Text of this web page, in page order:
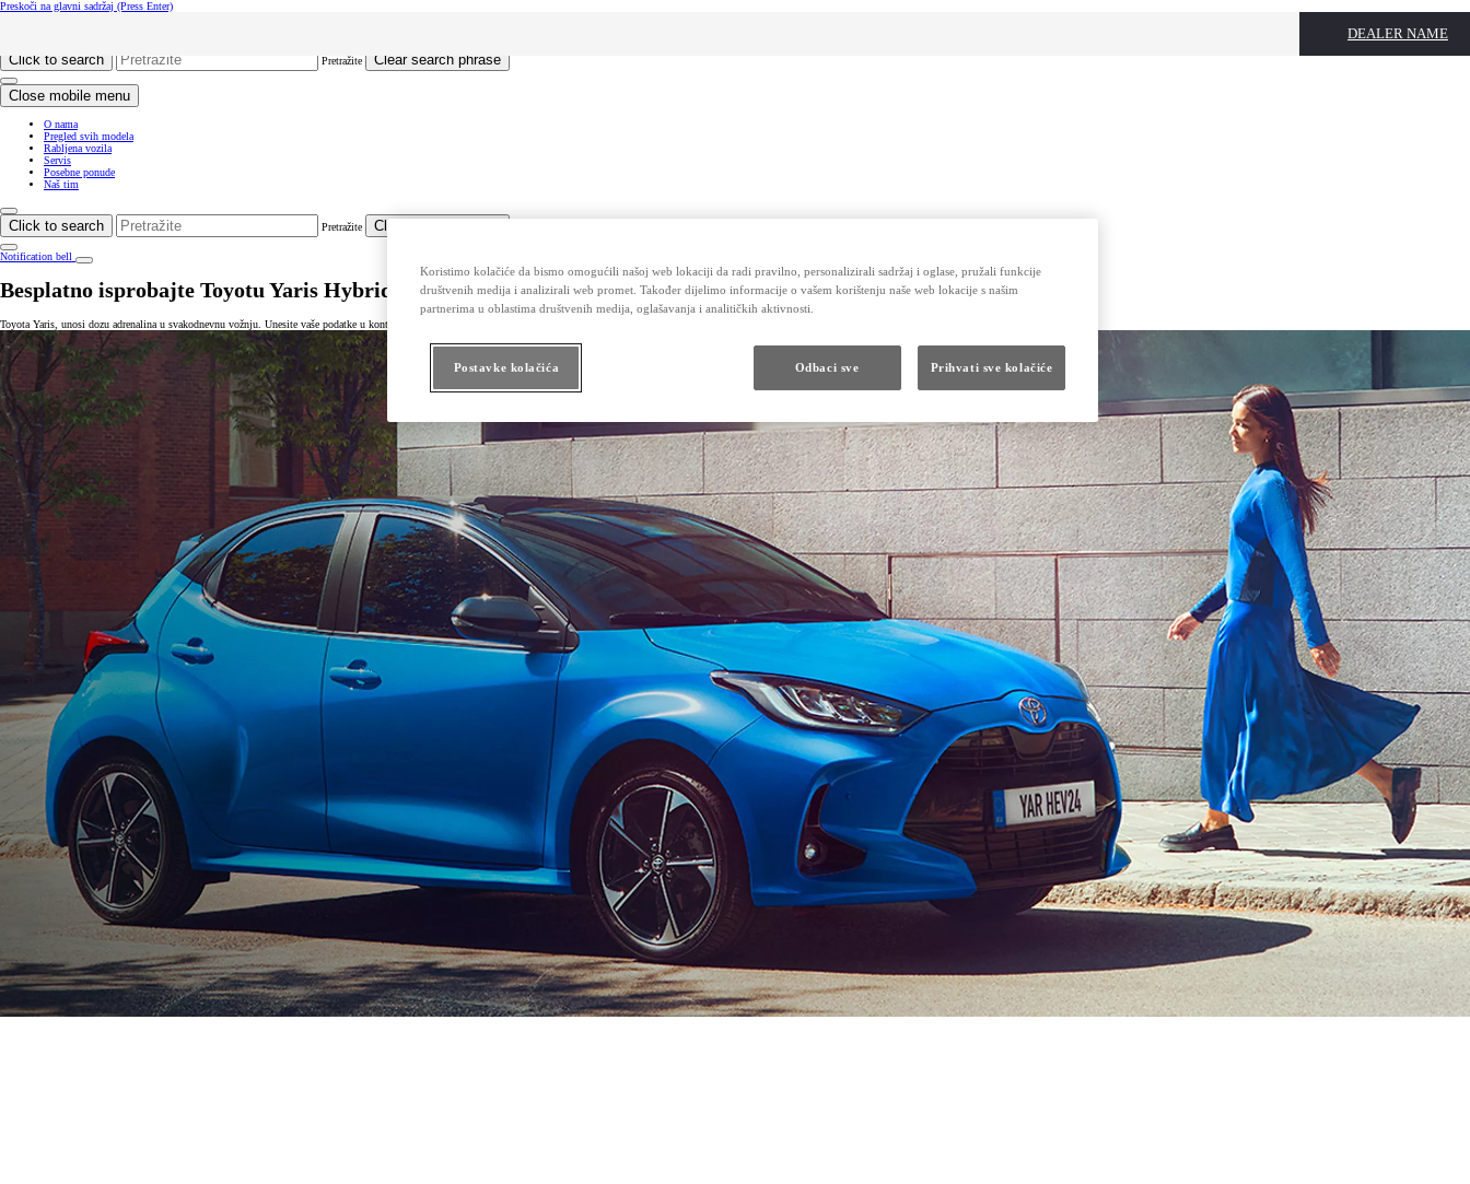
Preskoči na glavni sadržaj (Press Enter)
DEALER NAME
Click to search Pretražite Clear search phrase
Close mobile menu
O nama
Pregled svih modela
Rabljena vozila
Servis
Posebne ponude
Naš tim
Click to search Pretražite Clear search phrase
Notification bell
Besplatno isprobajte Toyotu Yaris Hybrid
Toyota Yaris, unosi dozu adrenalina u svakodnevnu vožnju. Unesite vaše podatke u kontakt obrazac, a naši prodajni savjetnici kontaktirat će vas u najkraćem roku.
Koristimo kolačiće da bismo omogućili našoj web lokaciji da radi pravilno, personalizirali sadržaj i oglase, pružali funkcije
društvenih medija i analizirali web promet. Također dijelimo informacije o vašem korištenju naše web lokacije s našim
partnerima u oblastima društvenih medija, oglašavanja i analitičkih aktivnosti.
Postavke kolačića Odbaci sve Prihvati sve kolačiće